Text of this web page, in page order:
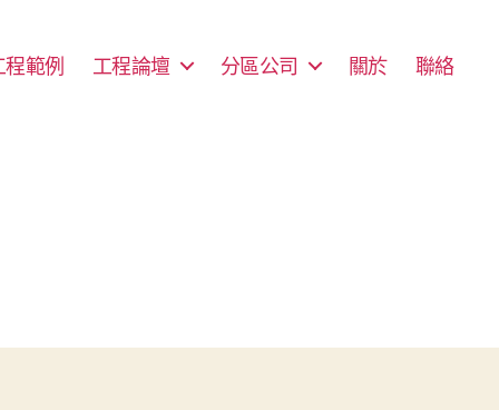
程範例 工程論壇 分區公司 關於 聯絡